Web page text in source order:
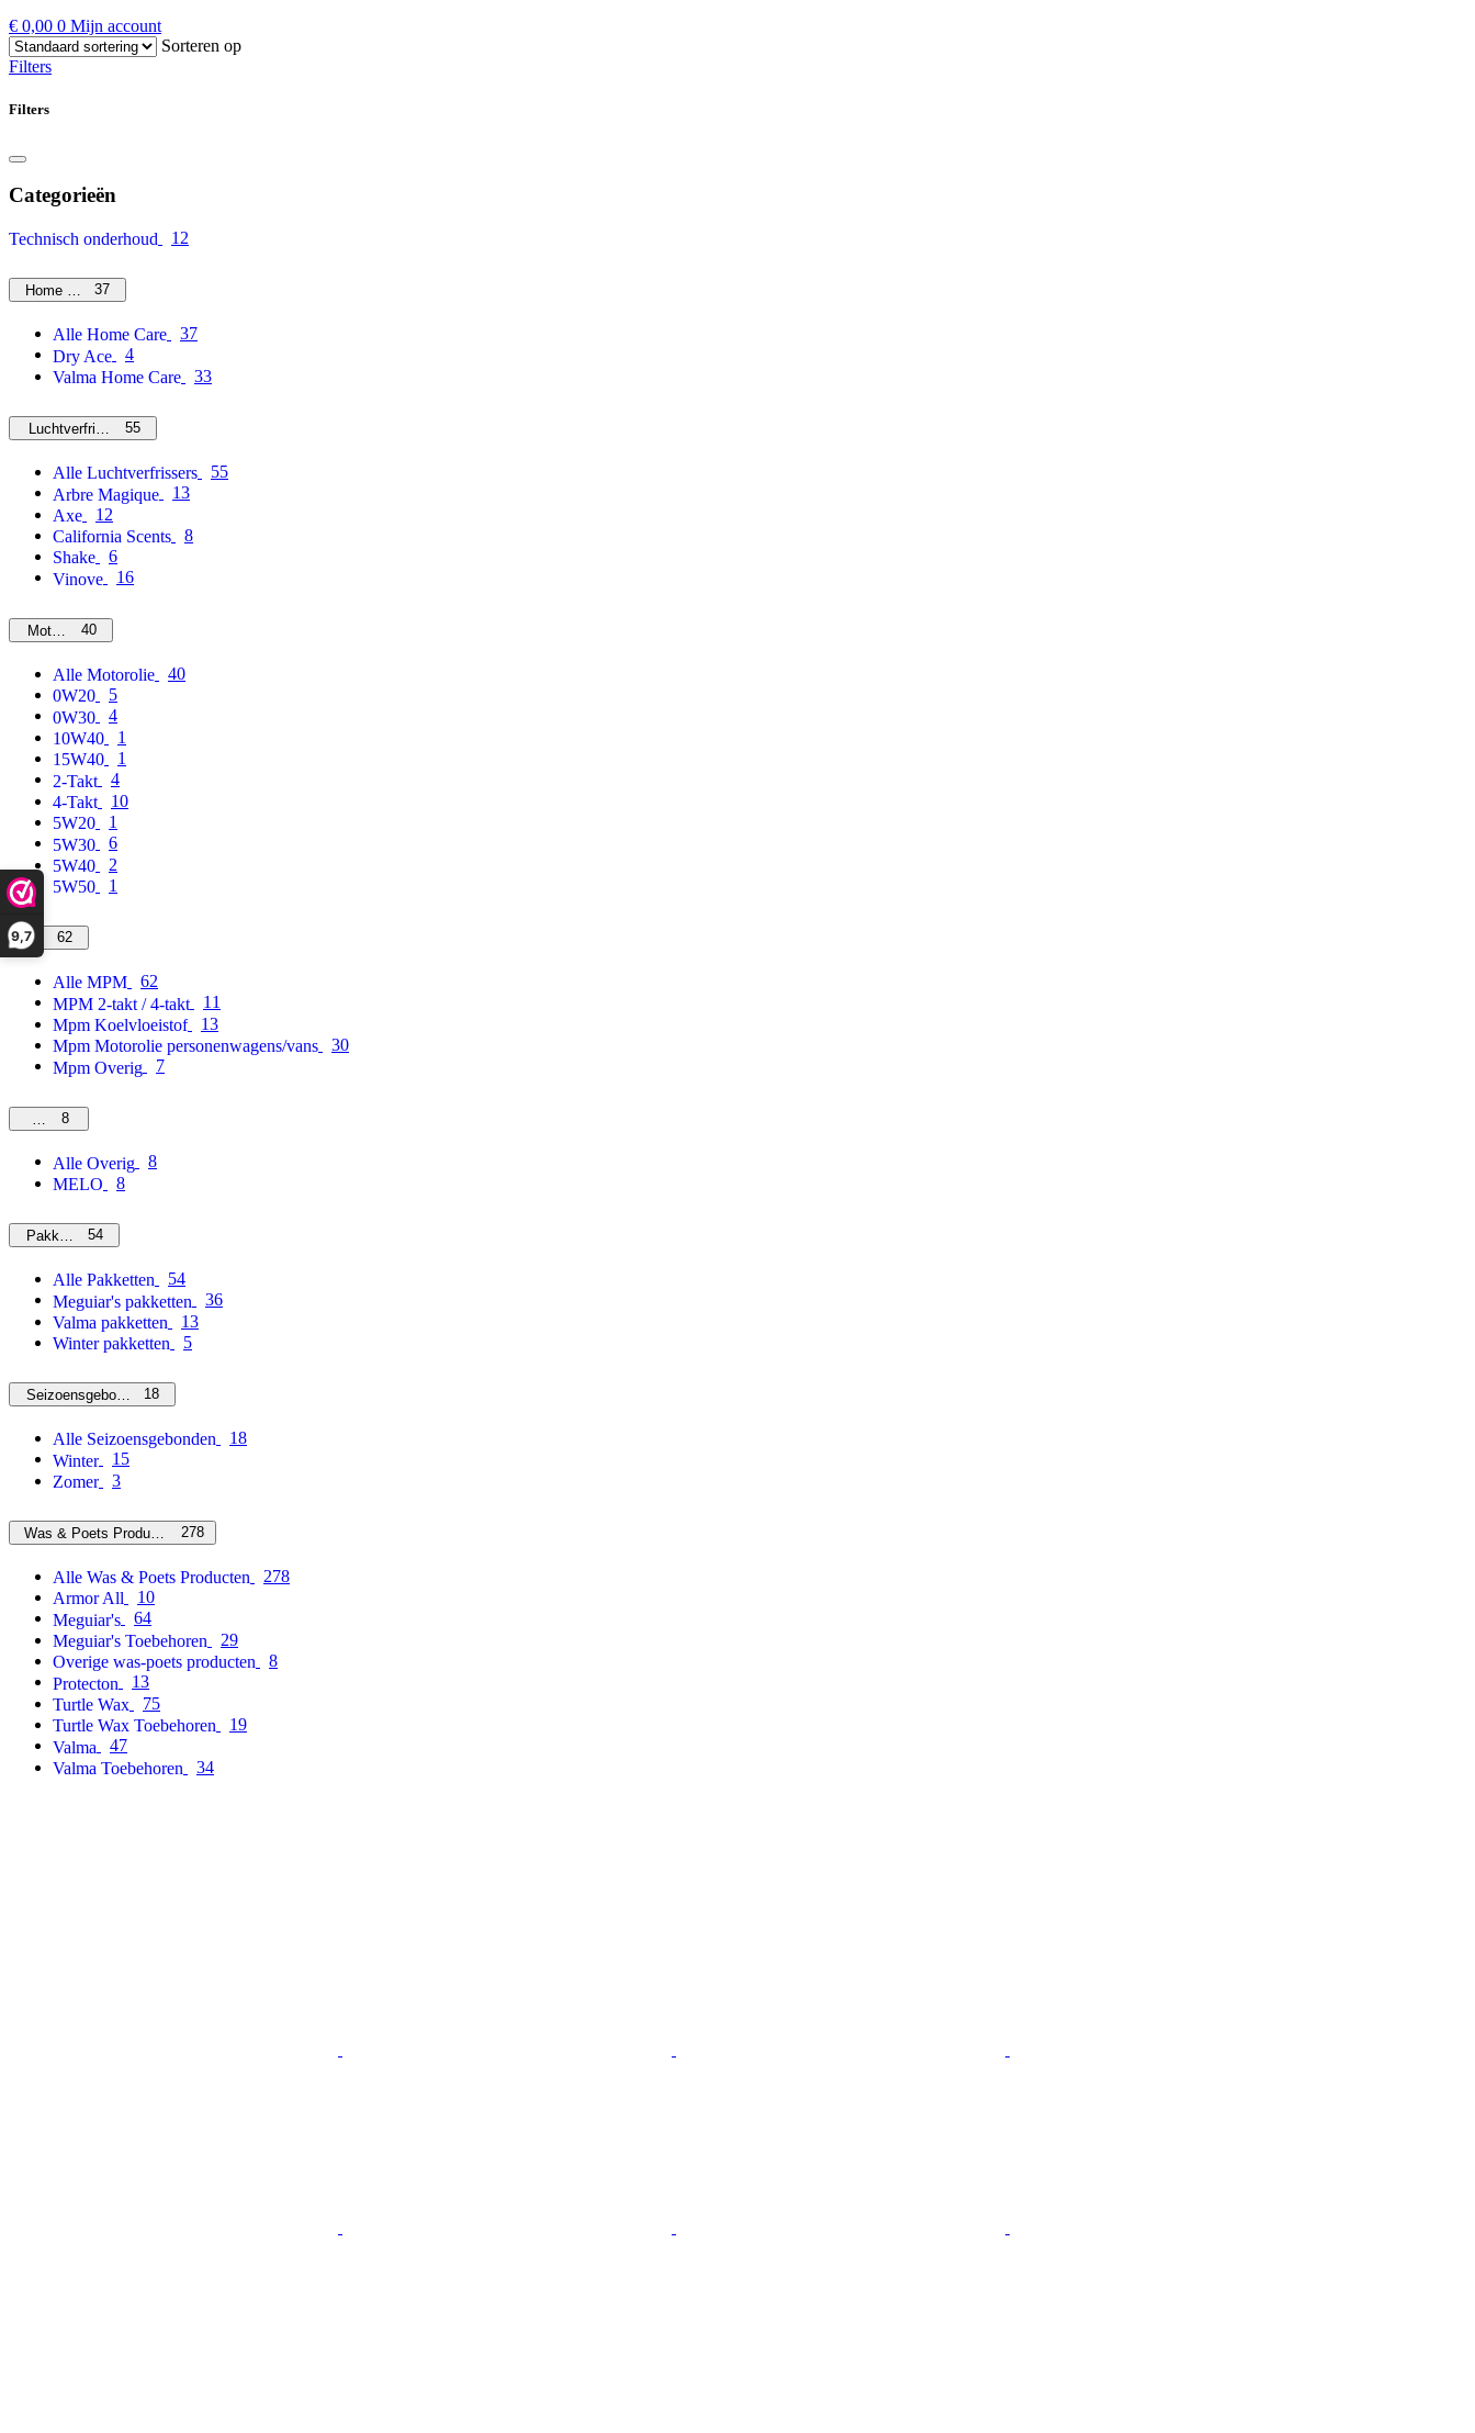
9,7
€ 0,00 0 Mijn account
Sorteren op
Filters
Filters
Categorieën
Technisch onderhoud 12
Home Care37
Alle Home Care
37
Dry Ace
4
Valma Home Care
33
Luchtverfrissers55
Alle Luchtverfrissers
55
Arbre Magique
13
Axe
12
California Scents
8
Shake
6
Vinove
16
Motorolie40
Alle Motorolie
40
0W20
5
0W30
4
10W40
1
15W40
1
2-Takt
4
4-Takt
10
5W20
1
5W30
6
5W40
2
5W50
1
MPM62
Alle MPM
62
MPM 2-takt / 4-takt
11
Mpm Koelvloeistof
13
Mpm Motorolie personenwagens/vans
30
Mpm Overig
7
Overig
8
Alle Overig
8
MELO
8
Pakketten54
Alle Pakketten
54
Meguiar's pakketten
36
Valma pakketten
13
Winter pakketten
5
Seizoensgebonden18
Alle Seizoensgebonden
18
Winter
15
Zomer
3
Was & Poets Producten 278
Alle Was & Poets Producten
278
Armor All
10
Meguiar's
64
Meguiar's Toebehoren
29
Overige was-poets producten
8
Protecton
13
Turtle Wax
75
Turtle Wax Toebehoren
19
Valma
47
Valma Toebehoren
34